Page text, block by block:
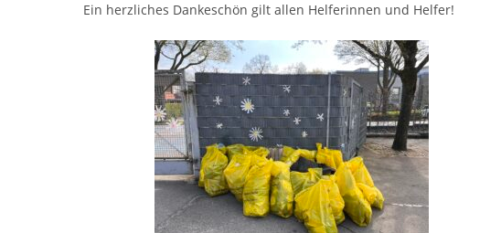
Ein herzliches Dankeschön gilt allen Helferinnen und Helfer!